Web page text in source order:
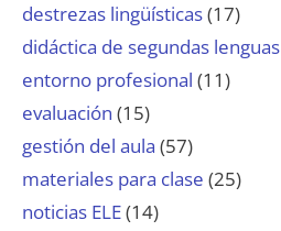
destrezas lingüísticas(17)
didáctica de segundas lenguas
entorno profesional (11)
evaluación (15)
gestión del aula (57)
materiales para clase (25)
noticias ELE(14)